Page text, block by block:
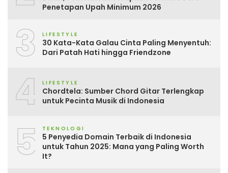
Penetapan Upah Minimum 2026
3 LIFESTYLE
30 Kata-Kata Galau Cinta Paling Menyentuh:
Dari Patah Hati hingga Friendzone
4 LIFESTYLE
Chordtela: Sumber Chord Gitar Terlengkap
untuk Pecinta Musik di Indonesia
5 TEKNOLOGI
5 Penyedia Domain Terbaik di Indonesia
untuk Tahun 2025: Mana yang Paling Worth
It?